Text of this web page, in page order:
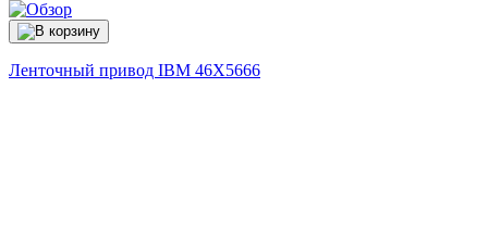
Ленточный привод IBM 46X5666